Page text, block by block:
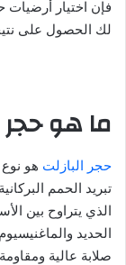
فإن اختيار
لك الحصول على
ما هو حجر
حجر البازلت هو نوع
تبريد الحمم
الذي يتراوح بين
الحديد
صلابة عالية